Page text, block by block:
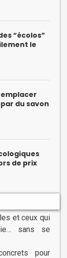
“écolos”
le
du savon
de prix
et ceux qui
sans se
pour